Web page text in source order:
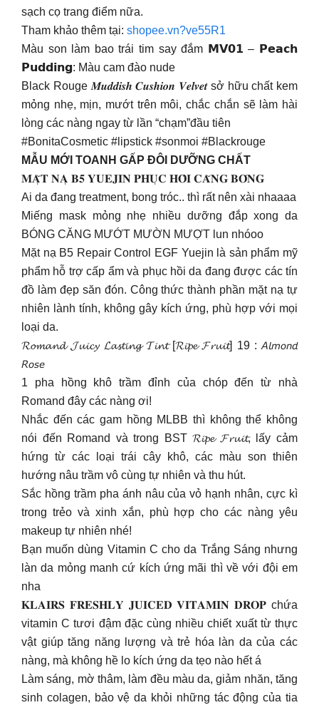
sạch cọ trang điểm nữa.
Tham khảo thêm tại: shopee.vn?ve55R1
Màu son làm bao trái tim say đắm 𝗠𝗩𝟬𝟭 – 𝗣𝗲𝗮𝗰𝗵
𝗣𝘂𝗱𝗱𝗶𝗻𝗴: Màu cam đào nude
Black Rouge 𝑴𝒖𝒅𝒅𝒊𝒔𝒉 𝑪𝒖𝒔𝒉𝒊𝒐𝒏 𝑽𝒆𝒍𝒗𝒆𝒕 sở hữu chất kem
mỏng nhẹ, mịn, mướt trên môi, chắc chắn sẽ làm hài
lòng các nàng ngay từ lần “chạm”đầu tiên
#BonitaCosmetic #lipstick #sonmoi #Blackrouge
MẪU MỚI TOANH GẤP ĐÔI DƯỠNG CHẤT
𝐌𝐀̣̆𝐓 𝐍𝐀̣ 𝐁𝟓 𝐘𝐔𝐄𝐉𝐈𝐍 𝐏𝐇𝐔̣𝐂 𝐇𝐎̂̀𝐈 𝐂𝐀̆𝐍𝐆 𝐁𝐎́𝐍𝐆
Ai da đang treatment, bong tróc.. thì rất nên xài nhaaaa
Miếng mask mỏng nhẹ nhiều dưỡng đắp xong da
BÓNG CĂNG MƯỚT MƯỜN MƯỢT lun nhóoo
Mặt nạ B5 Repair Control EGF Yuejin là sản phẩm mỹ
phẩm hỗ trợ cấp ẩm và phục hồi da đang được các tín
đồ làm đẹp săn đón. Công thức thành phần mặt nạ tự
nhiên lành tính, không gây kích ứng, phù hợp với mọi
loại da.
𝓡𝓸𝓶𝓪𝓷𝓭 𝓙𝓾𝓲𝓬𝔂 𝓛𝓪𝓼𝓽𝓲𝓷𝓰 𝓣𝓲𝓷𝓽 [𝓡𝓲𝓹𝓮 𝓕𝓻𝓾𝓲𝓽] 19 : 𝘈𝘭𝘮𝘰𝘯𝘥
𝘙𝘰𝘴𝘦
1 pha hồng khô trầm đỉnh của chóp đến từ nhà
Romand đây các nàng ơi!
Nhắc đến các gam hồng MLBB thì không thể không
nói đến Romand và trong BST 𝓡𝓲𝓹𝓮 𝓕𝓻𝓾𝓲𝓽, lấy cảm
hứng từ các loại trái cây khô, các màu son thiên
hướng nâu trầm vô cùng tự nhiên và thu hút.
Sắc hồng trầm pha ánh nâu của vỏ hạnh nhân, cực kì
trong trẻo và xinh xắn, phù hợp cho các nàng yêu
makeup tự nhiên nhé!
Bạn muốn dùng Vitamin C cho da Trắng Sáng nhưng
làn da mỏng manh cứ kích ứng mãi thì về với đội em
nha
𝐊𝐋𝐀𝐈𝐑𝐒 𝐅𝐑𝐄𝐒𝐇𝐋𝐘 𝐉𝐔𝐈𝐂𝐄𝐃 𝐕𝐈𝐓𝐀𝐌𝐈𝐍 𝐃𝐑𝐎𝐏 chứa
vitamin C tươi đậm đặc cùng nhiều chiết xuất từ thực
vật giúp tăng năng lượng và trẻ hóa làn da của các
nàng, mà không hề lo kích ứng da tẹo nào hết á
Làm sáng, mờ thâm, làm đều màu da, giảm nhăn, tăng
sinh colagen, bảo vệ da khỏi những tác động của tia